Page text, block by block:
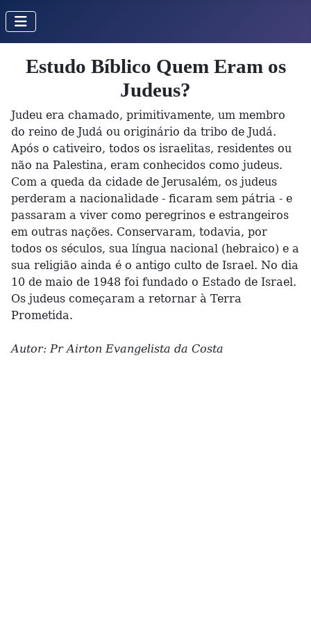
Estudo Bíblico Quem Eram os
Judeus?
Judeu era chamado, primitivamente, um membro
do reino de Judá ou originário da tribo de Judá.
Após o cativeiro, todos os israelitas, residentes ou
não na Palestina, eram conhecidos como judeus.
Com a queda da cidade de Jerusalém, os judeus
perderam a nacionalidade - ficaram sem pátria - e
passaram a viver como peregrinos e estrangeiros
em outras nações. Conservaram, todavia, por
todos os séculos, sua língua nacional (hebraico) e a
sua religião ainda é o antigo culto de Israel. No dia
10 de maio de 1948 foi fundado o Estado de Israel.
Os judeus começaram a retornar à Terra
Prometida.
Autor: Pr Airton Evangelista da Costa